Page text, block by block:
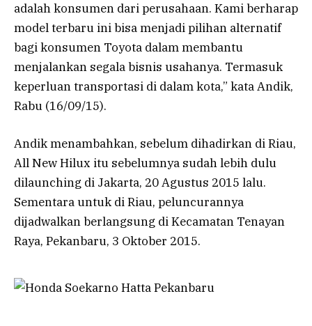
adalah konsumen dari perusahaan. Kami berharap
model terbaru ini bisa menjadi pilihan alternatif
bagi konsumen Toyota dalam membantu
menjalankan segala bisnis usahanya. Termasuk
keperluan transportasi di dalam kota,” kata Andik,
Rabu (16/09/15).
Andik menambahkan, sebelum dihadirkan di Riau,
All New Hilux itu sebelumnya sudah lebih dulu
dilaunching di Jakarta, 20 Agustus 2015 lalu.
Sementara untuk di Riau, peluncurannya
dijadwalkan berlangsung di Kecamatan Tenayan
Raya, Pekanbaru, 3 Oktober 2015.